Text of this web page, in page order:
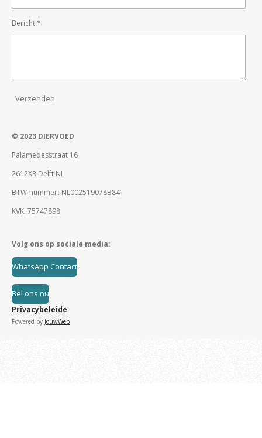
Bericht *
Verzenden
© 2023 DIERVOED
Palamedesstraat 16
2612XR Delft NL
BTW-nummer: NL002519078B84
KVK: 75747898
Volg ons op sociale media:
WhatsApp Contact
Bel ons nu
Privacybeleide
Powered by JouwWeb